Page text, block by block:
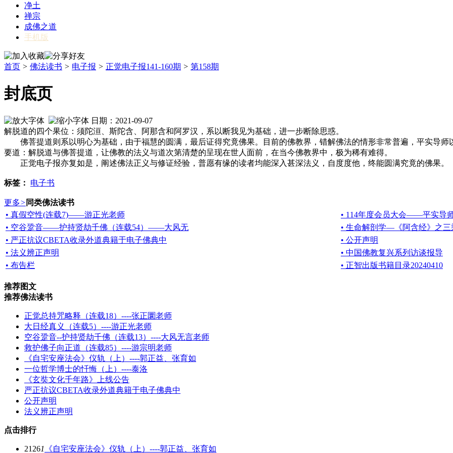
净土
禅宗
成佛之道
手机版
首页 > 佛法读书 > 电子报 > 正觉电子报141-160期 > 第158期
封底页
日期：2021-09-07
解脱道的四个果位：须陀洹、斯陀含、阿那含和阿罗汉，系以断我见为基础，进一步断除思惑。
佛菩提道则系以明心为基础，由于福慧的圆满，最后证得究竟佛果。目前的佛教界，错解佛法的情形非常普遍，平实导师
要道：解脱道与佛菩提道，让佛教的法义与道次第清楚的呈现在世人面前，在当今佛教界中，极为稀有难得。
正觉电子报亦复如是，阐述佛法正义与修证经验，普愿有缘的读者均能深入甚深法义，自度度他，终能圆满究竟的佛果。
标签： 电子书
更多> 同类佛法读书
• 真假空性(连载7)——游正光老师
• 114年度会员大会——平实导
• 空谷跫音——护持贤劫千佛（连载54）——大风无
• 生命解剖学—《阿含经》之三
• 严正抗议CBETA收录外道典籍于电子佛典中
• 公开声明
• 法义辨正声明
• 中国佛教复兴系列访谈报导
• 布告栏
• 正智出版书籍目录20240410
推荐图文
推荐佛法读书
正觉总持咒略释（连载18）----张正圜老师
大日经真义（连载5）----游正光老师
空谷跫音--护持贤劫千佛（连载13）----大风无言老师
救护佛子向正道（连载85）----游宗明老师
《自宅安座法会》仪轨（上）----郭正益、张育如
一位哲学博士的忏悔（上）----泰洛
《玄奘文化千年路》上线公告
严正抗议CBETA收录外道典籍于电子佛典中
公开声明
法义辨正声明
点击排行
21261 《自宅安座法会》仪轨（上）----郭正益、张育如